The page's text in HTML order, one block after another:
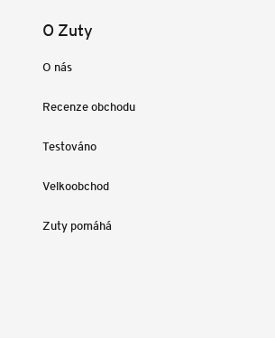
O Zuty
O nás
Recenze obchodu
Testováno
Velkoobchod
Zuty pomáhá